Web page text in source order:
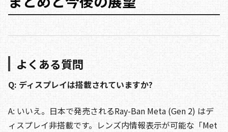
よくある質問
Q: ディスプレイは搭載されていますか?
A: いいえ。日本で発売されるRay-Ban Meta (Gen 2) はデ
ィスプレイ非搭載です。レンズ内情報表示が可能な「Met